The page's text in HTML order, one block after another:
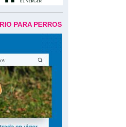
PARA PERROS